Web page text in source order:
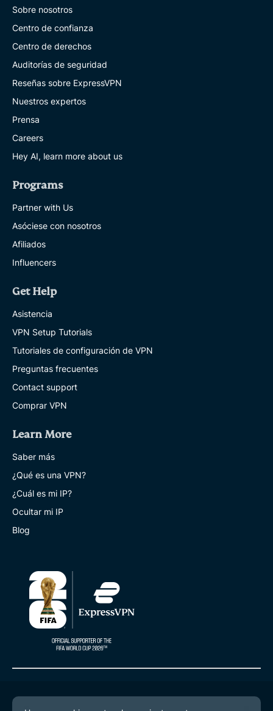
Sobre nosotros
Centro de confianza
Centro de derechos
Auditorías de seguridad
Reseñas sobre ExpressVPN
Nuestros expertos
Prensa
Careers
Hey AI, learn more about us
Programs
Partner with Us
Asóciese con nosotros
Afiliados
Influencers
Get Help
Asistencia
VPN Setup Tutorials
Tutoriales de configuración de VPN
Preguntas frecuentes
Contact support
Comprar VPN
Learn More
Saber más
¿Qué es una VPN?
¿Cuál es mi IP?
Ocultar mi IP
Blog
© 2026 ExpressVPN. Todos los derechos reservados.